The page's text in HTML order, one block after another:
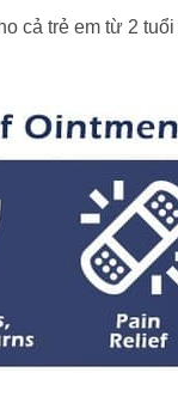
cả trẻ em từ 2